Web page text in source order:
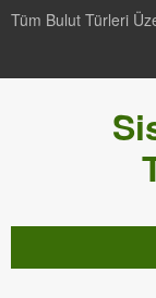
Tüm Bulut Türleri